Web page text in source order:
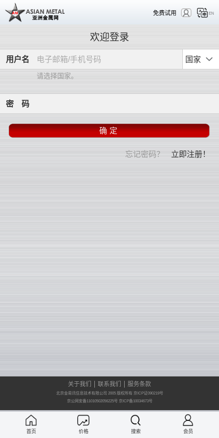
免费试用 EN
欢迎登录
用户名 国家
请选择国家。
密 码
忘记密码？ 立即注册！
首页 价格 搜索 会员
关于我们 联系我们 服务条款
北京金易讯信息技术有限公司 2005 版权所有 京ICP证090219号
京公网安备11010502056225号京ICP备10034673号